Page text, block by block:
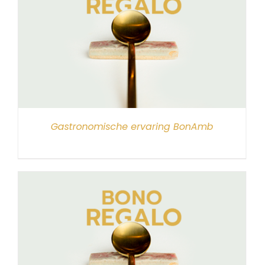
Gastronomische ervaring BonAmb